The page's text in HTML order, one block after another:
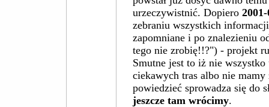
urzeczywistnić. Dopiero
zebraniu wszystkich
zapomniane i po znalezieniu
tego nie zrobię!!?") - projekt
Smutne jest to iż nie
ciekawych tras albo nie
powiedzieć sprowadza się do
jeszcze tam wrócimy.